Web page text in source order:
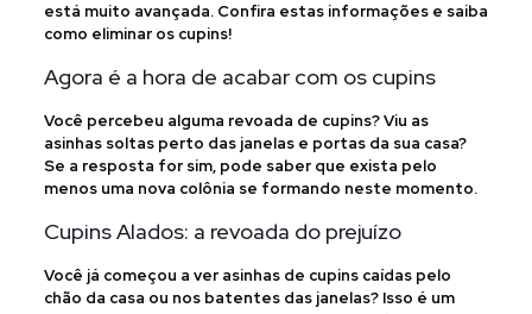
está muito avançada. Confira estas informações e saiba
como eliminar os cupins!
Agora é a hora de acabar com os cupins
Você percebeu alguma revoada de cupins? Viu as
asinhas soltas perto das janelas e portas da sua casa?
Se a resposta for sim, pode saber que exista pelo
menos uma nova colônia se formando neste momento.
Cupins Alados: a revoada do prejuízo
Você já começou a ver asinhas de cupins caídas pelo
chão da casa ou nos batentes das janelas? Isso é um